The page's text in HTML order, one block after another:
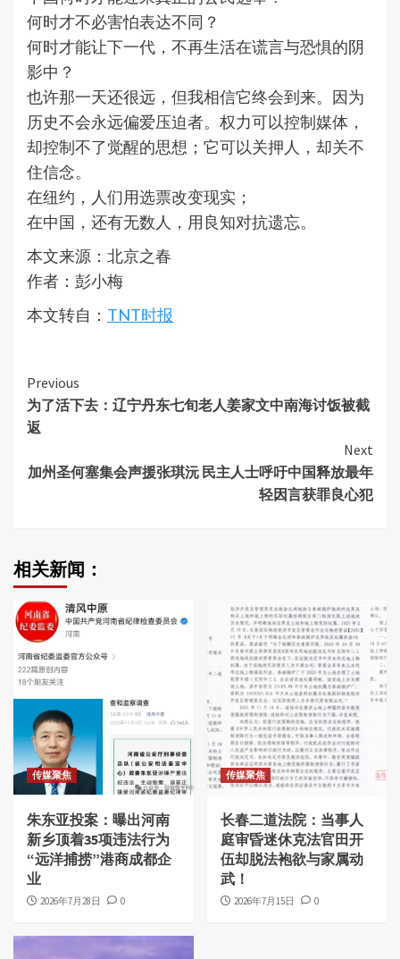
何时才不必害怕表达不同？
何时才能让下一代，不再生活在谎言与恐惧的阴
影中？
也许那一天还很远，但我相信它终会到来。因为
历史不会永远偏爱压迫者。权力可以控制媒体，
却控制不了觉醒的思想；它可以关押人，却关不
住信念。
在纽约，人们用选票改变现实；
在中国，还有无数人，用良知对抗遗忘。
本文来源：北京之春
作者：彭小梅
本文转自： TNT时报
Continue
Reading
Previous
为了活下去：辽宁丹东七旬老人姜家文中南海讨饭被截
返
Next
加州圣何塞集会声援张琪沅 民主人士呼吁中国释放最年
轻因言获罪良心犯
相关新闻：
传媒聚焦
朱东亚投案：曝出河南
新乡顶着35项违法行为
“远洋捕捞”港商成都企
业
2026年7月28日 0
传媒聚焦
长春二道法院：当事人
庭审昏迷休克法官田开
伍却脱法袍欲与家属动
武！
2026年7月15日 0